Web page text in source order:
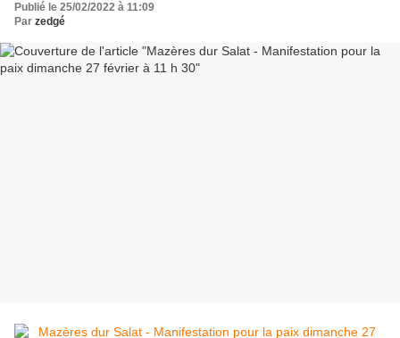
Publié le 25/02/2022 à 11:09
Par zedgé